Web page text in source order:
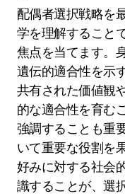
配偶者選択戦略を
学を理解すること
焦点を当てます。
遺伝的適合性を示
共有された価値観
的な適合性を育む
強調することも重
いて重要な役割を
好みに対する社会
識することが、選